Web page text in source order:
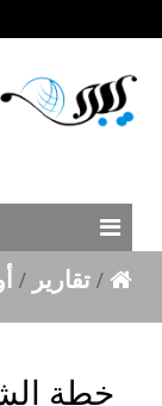
/ تقارير /
خطة